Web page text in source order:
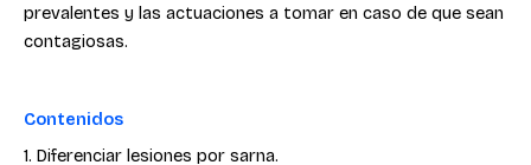
prevalentes y las actuaciones a tomar en caso de que sean
contagiosas.
Contenidos
1. Diferenciar lesiones por sarna.